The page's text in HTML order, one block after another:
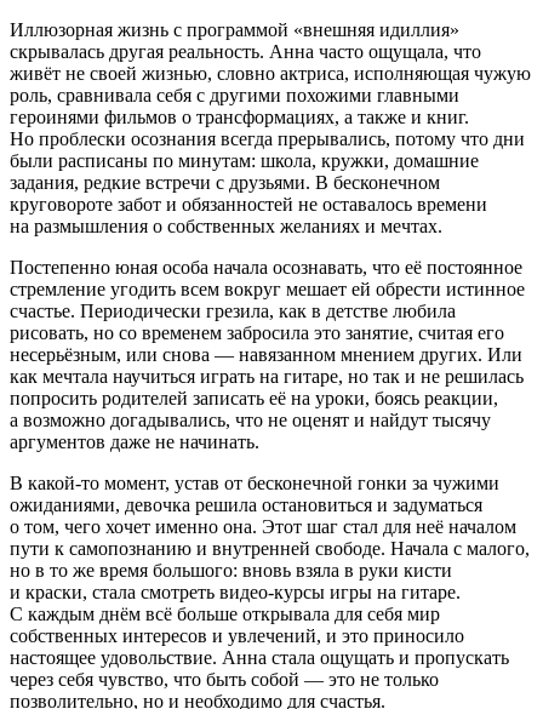
Иллюзорная жизнь с программой «внешняя идиллия»
скрывалась другая реальность. Анна часто ощущала, что
живёт не своей жизнью, словно актриса, исполняющая чужую
роль, сравнивала себя с другими похожими главными
героинями фильмов о трансформациях, а также и книг.
Но проблески осознания всегда прерывались, потому что дни
были расписаны по минутам: школа, кружки, домашние
задания, редкие встречи с друзьями. В бесконечном
круговороте забот и обязанностей не оставалось времени
на размышления о собственных желаниях и мечтах.
Постепенно юная особа начала осознавать, что её постоянное
стремление угодить всем вокруг мешает ей обрести истинное
счастье. Периодически грезила, как в детстве любила
рисовать, но со временем забросила это занятие, считая его
несерьёзным, или снова — навязанном мнением других. Или
как мечтала научиться играть на гитаре, но так и не решилась
попросить родителей записать её на уроки, боясь реакции,
а возможно догадывались, что не оценят и найдут тысячу
аргументов даже не начинать.
В какой-то момент, устав от бесконечной гонки за чужими
ожиданиями, девочка решила остановиться и задуматься
о том, чего хочет именно она. Этот шаг стал для неё началом
пути к самопознанию и внутренней свободе. Начала с малого,
но в то же время большого: вновь взяла в руки кисти
и краски, стала смотреть видео-курсы игры на гитаре.
С каждым днём всё больше открывала для себя мир
собственных интересов и увлечений, и это приносило
настоящее удовольствие. Анна стала ощущать и пропускать
через себя чувство, что быть собой — это не только
позволительно, но и необходимо для счастья.